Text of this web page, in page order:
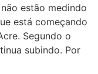
estão medindo
está começando
Segundo o
subindo. Por